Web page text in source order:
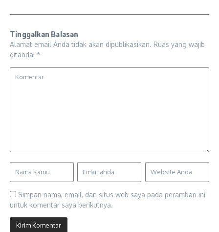
Tinggalkan Balasan
Alamat email Anda tidak akan dipublikasikan. Ruas yang wajib
ditandai *
Simpan nama, email, dan situs web saya pada peramban ini
untuk komentar saya berikutnya.